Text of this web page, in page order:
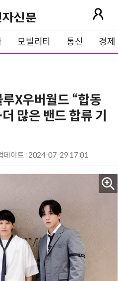
모빌리티 통신 경제
X우버월드 “합동
많은 밴드 합류 기
데이트 : 2024-07-29 17:01